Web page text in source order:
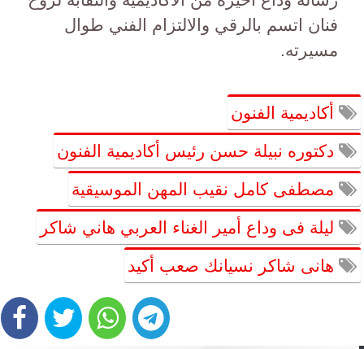
فنان اتسم بالرقي والالتزام الفني طوال
مسيرته.
أكاديمية الفنون
دكتوره نبيلة حسن رئيس أكاديمية الفنون
مصطفى كامل نقيب المهن الموسيقية
ليلة فى وداع أمير الغناء العربي هاني شاكر
هانى شاكر نسيانك صعب أكيد